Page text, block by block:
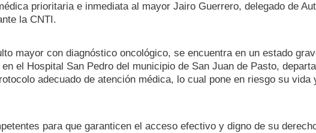
prioritaria e inmediata al mayor Jairo Guerrero, delegado de
la CNTI.
mayor con diagnóstico oncológico, se encuentra en un estado
el Hospital San Pedro del municipio de San Juan de Pasto,
adecuado de atención médica, lo cual pone en riesgo su vida
para que garanticen el acceso efectivo y digno de su